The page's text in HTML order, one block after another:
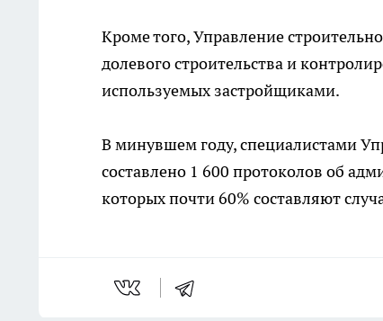
Кроме того, Управление
долевого строительства и
используемых застройщиками.
В минувшем году, специалистами
составлено 1 600 протоколов об
которых почти 60% составляют